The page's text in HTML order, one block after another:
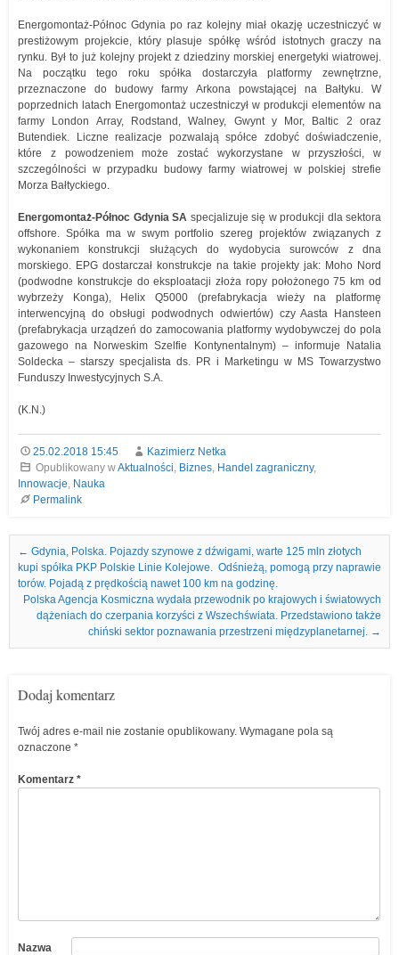
Energomontaż-Północ Gdynia po raz kolejny miał okazję uczestniczyć w
prestiżowym projekcie, który plasuje spółkę wśród istotnych graczy na
rynku. Był to już kolejny projekt z dziedziny morskiej energetyki wiatrowej.
Na początku tego roku spółka dostarczyła platformy zewnętrzne,
przeznaczone do budowy farmy Arkona powstającej na Bałtyku. W
poprzednich latach Energomontaż uczestniczył w produkcji elementów na
farmy London Array, Rodstand, Walney, Gwynt y Mor, Baltic 2 oraz
Butendiek. Liczne realizacje pozwalają spółce zdobyć doświadczenie,
które z powodzeniem może zostać wykorzystane w przyszłości, w
szczególności w przypadku budowy farmy wiatrowej w polskiej strefie
Morza Bałtyckiego.
Energomontaż-Północ Gdynia SA specjalizuje się w produkcji dla sektora
offshore. Spółka ma w swym portfolio szereg projektów związanych z
wykonaniem konstrukcji służących do wydobycia surowców z dna
morskiego. EPG dostarczał konstrukcje na takie projekty jak: Moho Nord
(podwodne konstrukcje do eksploatacji złoża ropy położonego 75 km od
wybrzeży Konga), Helix Q5000 (prefabrykacja wieży na platformę
interwencyjną do obsługi podwodnych odwiertów) czy Aasta Hansteen
(prefabrykacja urządzeń do zamocowania platformy wydobywczej do pola
gazowego na Norweskim Szelfie Kontynentalnym) – informuje Natalia
Soldecka – starszy specjalista ds. PR i Marketingu w MS Towarzystwo
Funduszy Inwestycyjnych S.A.
(K.N.)
25.02.2018 15:45
Kazimierz Netka
Opublikowany wAktualności, Biznes, Handel zagraniczny,
Innowacje, Nauka
Permalink
Nawigacja we wpisach
← Gdynia, Polska. Pojazdy szynowe z dźwigami, warte 125 mln złotych
kupi spółka PKP Polskie Linie Kolejowe. Odśnieżą, pomogą przy naprawie
torów. Pojadą z prędkością nawet 100 km na godzinę.
Polska Agencja Kosmiczna wydała przewodnik po krajowych i światowych
dążeniach do czerpania korzyści z Wszechświata. Przedstawiono także
chiński sektor poznawania przestrzeni międzyplanetarnej. →
Dodaj komentarz
Twój adres e-mail nie zostanie opublikowany. Wymagane pola są
oznaczone *
Komentarz *
Nazwa